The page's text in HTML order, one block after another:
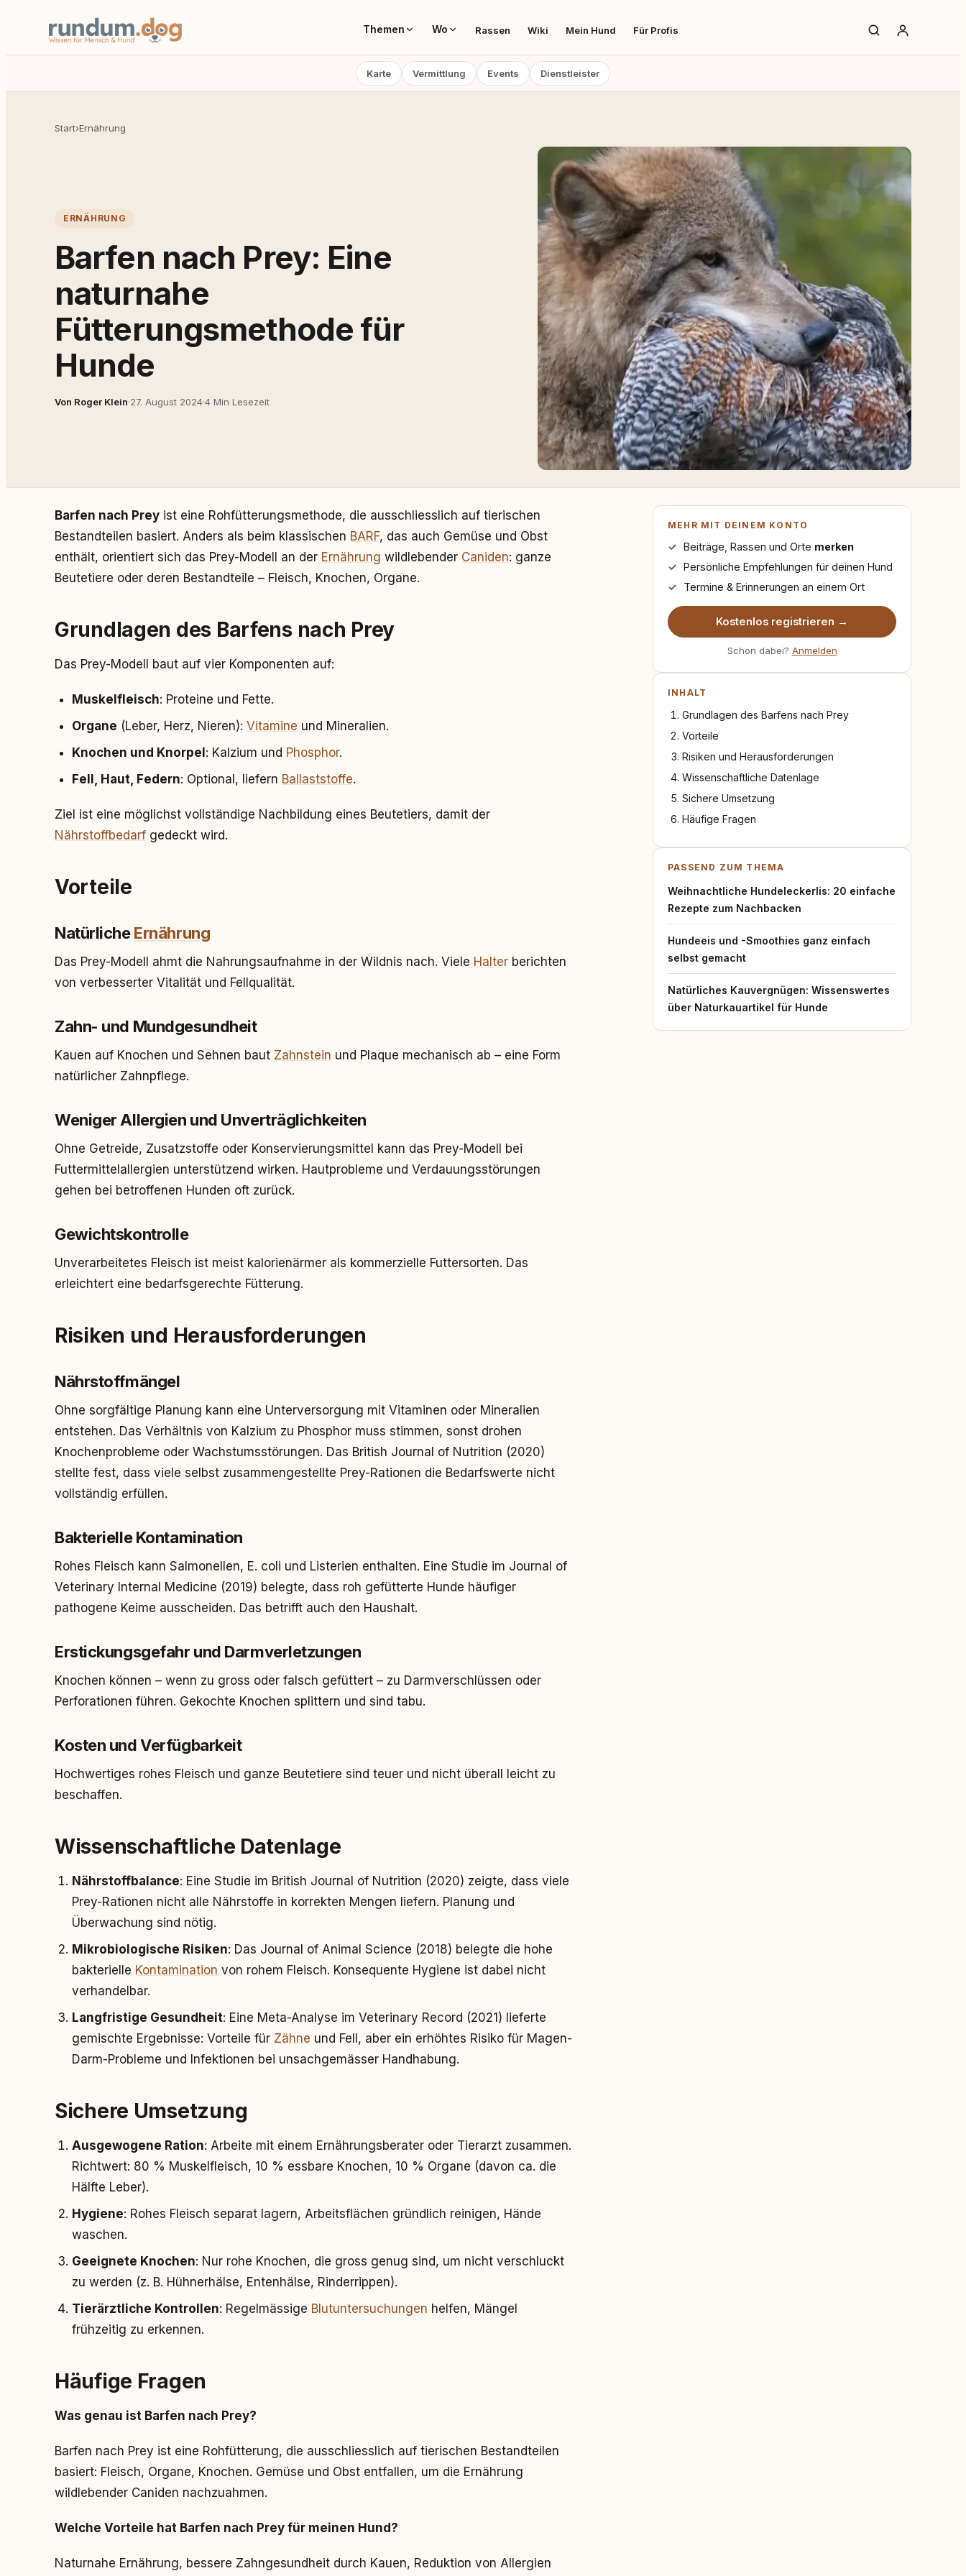
Themen Wo Rassen Wiki Mein Hund Für Profis
Karte Vermittlung Events Dienstleister
Start›Ernährung
ERNÄHRUNG
Barfen nach Prey: Eine
naturnahe
Fütterungsmethode für
Hunde
Von Roger Klein·27. August 2024·4 Min Lesezeit
Barfen nach Prey ist eine Rohfütterungsmethode, die ausschliesslich auf tierischen
Bestandteilen basiert. Anders als beim klassischen BARF, das auch Gemüse und Obst
enthält, orientiert sich das Prey-Modell an der Ernährung wildlebender Caniden: ganze
Beutetiere oder deren Bestandteile – Fleisch, Knochen, Organe.
Grundlagen des Barfens nach Prey
Das Prey-Modell baut auf vier Komponenten auf:
Muskelfleisch: Proteine und Fette.
Organe (Leber, Herz, Nieren): Vitamine und Mineralien.
Knochen und Knorpel : Kalzium und Phosphor.
Fell, Haut, Federn: Optional, liefern Ballaststoffe.
Ziel ist eine möglichst vollständige Nachbildung eines Beutetiers, damit der
Nährstoffbedarf gedeckt wird.
Vorteile
NatürlicheErnährung
Das Prey-Modell ahmt die Nahrungsaufnahme in der Wildnis nach. Viele Halter berichten
von verbesserter Vitalität und Fellqualität.
Zahn- und Mundgesundheit
Kauen auf Knochen und Sehnen baut Zahnstein und Plaque mechanisch ab – eine Form
natürlicher Zahnpflege.
Weniger Allergien und Unverträglichkeiten
Ohne Getreide, Zusatzstoffe oder Konservierungsmittel kann das Prey-Modell bei
Futtermittelallergien unterstützend wirken. Hautprobleme und Verdauungsstörungen
gehen bei betroffenen Hunden oft zurück.
Gewichtskontrolle
Unverarbeitetes Fleisch ist meist kalorienärmer als kommerzielle Futtersorten. Das
erleichtert eine bedarfsgerechte Fütterung.
Risiken und Herausforderungen
Nährstoffmängel
Ohne sorgfältige Planung kann eine Unterversorgung mit Vitaminen oder Mineralien
entstehen. Das Verhältnis von Kalzium zu Phosphor muss stimmen, sonst drohen
Knochenprobleme oder Wachstumsstörungen. Das British Journal of Nutrition (2020)
stellte fest, dass viele selbst zusammengestellte Prey-Rationen die Bedarfswerte nicht
vollständig erfüllen.
Bakterielle Kontamination
Rohes Fleisch kann Salmonellen, E. coli und Listerien enthalten. Eine Studie im Journal of
Veterinary Internal Medicine (2019) belegte, dass roh gefütterte Hunde häufiger
pathogene Keime ausscheiden. Das betrifft auch den Haushalt.
Erstickungsgefahr und Darmverletzungen
Knochen können – wenn zu gross oder falsch gefüttert – zu Darmverschlüssen oder
Perforationen führen. Gekochte Knochen splittern und sind tabu.
Kosten und Verfügbarkeit
Hochwertiges rohes Fleisch und ganze Beutetiere sind teuer und nicht überall leicht zu
beschaffen.
Wissenschaftliche Datenlage
Nährstoffbalance: Eine Studie im British Journal of Nutrition (2020) zeigte, dass viele
Prey-Rationen nicht alle Nährstoffe in korrekten Mengen liefern. Planung und
Überwachung sind nötig.
Mikrobiologische Risiken: Das Journal of Animal Science (2018) belegte die hohe
bakterielle Kontamination von rohem Fleisch. Konsequente Hygiene ist dabei nicht
verhandelbar.
Langfristige Gesundheit: Eine Meta-Analyse im Veterinary Record (2021) lieferte
gemischte Ergebnisse: Vorteile für Zähne und Fell, aber ein erhöhtes Risiko für Magen-
Darm-Probleme und Infektionen bei unsachgemässer Handhabung.
Sichere Umsetzung
Ausgewogene Ration: Arbeite mit einem Ernährungsberater oder Tierarzt zusammen.
Richtwert: 80 % Muskelfleisch, 10 % essbare Knochen, 10 % Organe (davon ca. die
Hälfte Leber).
Hygiene: Rohes Fleisch separat lagern, Arbeitsflächen gründlich reinigen, Hände
waschen.
Geeignete Knochen: Nur rohe Knochen, die gross genug sind, um nicht verschluckt
zu werden (z. B. Hühnerhälse, Entenhälse, Rinderrippen).
Tierärztliche Kontrollen: Regelmässige Blutuntersuchungen helfen, Mängel
frühzeitig zu erkennen.
Häufige Fragen
Was genau ist Barfen nach Prey?
Barfen nach Prey ist eine Rohfütterung, die ausschliesslich auf tierischen Bestandteilen
basiert: Fleisch, Organe, Knochen. Gemüse und Obst entfallen, um die Ernährung
wildlebender Caniden nachzuahmen.
Welche Vorteile hat Barfen nach Prey für meinen Hund?
Naturnahe Ernährung, bessere Zahngesundheit durch Kauen, Reduktion von Allergien
MEHR MIT DEINEM KONTO
Beiträge, Rassen und Orte merken
Persönliche Empfehlungen für deinen Hund
Termine & Erinnerungen an einem Ort
Kostenlos registrieren →
Schon dabei? Anmelden
INHALT
Grundlagen des Barfens nach Prey
Vorteile
Risiken und Herausforderungen
Wissenschaftliche Datenlage
Sichere Umsetzung
Häufige Fragen
PASSEND ZUM THEMA
Weihnachtliche Hundeleckerlis: 20 einfache
Rezepte zum Nachbacken
Hundeeis und -Smoothies ganz einfach
selbst gemacht
Natürliches Kauvergnügen: Wissenswertes
über Naturkauartikel für Hunde